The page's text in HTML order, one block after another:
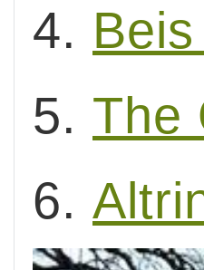
4.
5. The
6.